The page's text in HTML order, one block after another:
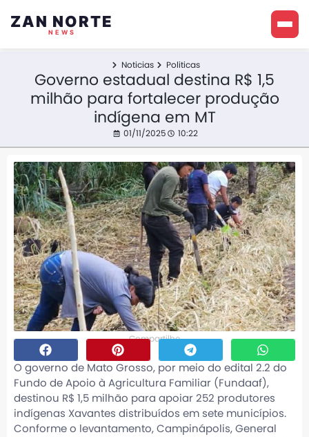
ZAN NORTE
NEWS
Noticias Politicas
Governo estadual destina R$ 1,5
milhão para fortalecer produção
indígena em MT
01/11/2025 10:22
Compartilhe
O governo de Mato Grosso, por meio do edital 2.2 do
Fundo de Apoio à Agricultura Familiar (Fundaaf),
destinou R$ 1,5 milhão para apoiar 252 produtores
indígenas Xavantes distribuídos em sete municípios.
Conforme o levantamento, Campinápolis, General